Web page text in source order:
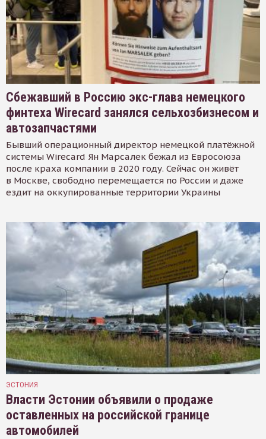
Сбежавший в Россию экс-глава немецкого
финтеха Wirecard занялся сельхозбизнесом и
автозапчастями
Бывший операционный директор немецкой платёжной
системы Wirecard Ян Марсалек бежал из Евросоюза
после краха компании в 2020 году. Сейчас он живёт
в Москве, свободно перемещается по России и даже
ездит на оккупированные территории Украины
ЭСТОНИЯ
Власти Эстонии объявили о продаже
оставленных на российской границе
автомобилей